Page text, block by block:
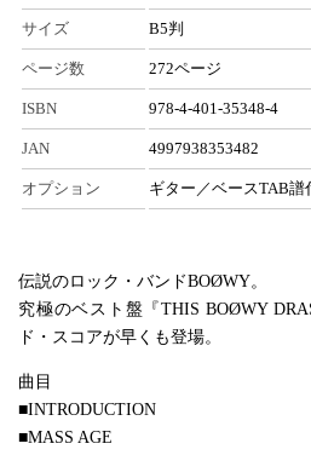
サイズ B5判
ページ数 272ページ
ISBN 978-4-401-35348-4
JAN 4997938353482
オプション ギター／ベースTAB譜
伝説のロック・バンドBOØWY。
究極のベスト盤『THIS BOØWY
ド・スコアが早くも登場。
曲目
■INTRODUCTION
■MASS AGE